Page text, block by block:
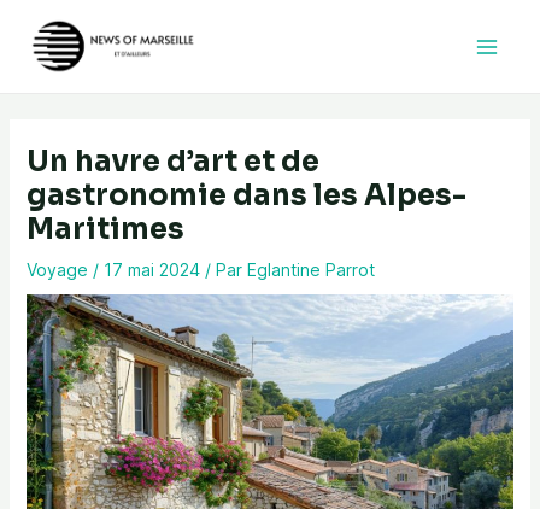
contenu
Un havre d’art et de
gastronomie dans les Alpes-
Maritimes
Voyage / 17 mai 2024 / Par Eglantine Parrot